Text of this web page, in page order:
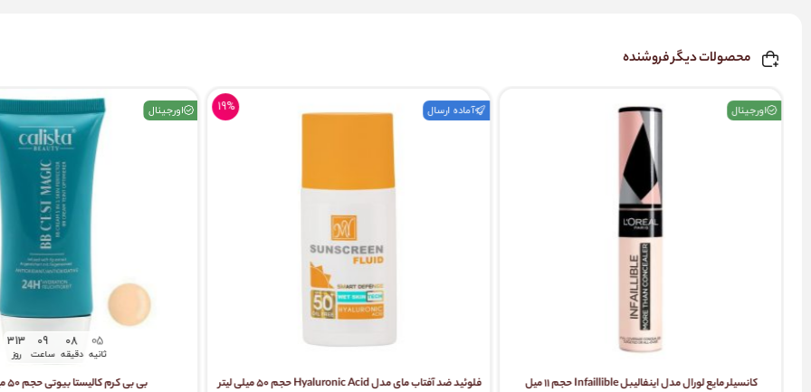
محصولات دیگر فروشنده
اورجینال
کانسیلر مایع لورال مدل اینفالیبل Infaillible حجم ۱۱ میل
آماده ارسال 19%
فلوئید ضد آفتاب مای مدل Hyaluronic Acid حجم 50 میلی لیتر
اورجینال
313
روز
09
ساعت
08
دقیقه
04
ثانیه
بی بی کرم کالیستا بیوتی حجم ۵۰ میلی لیتر